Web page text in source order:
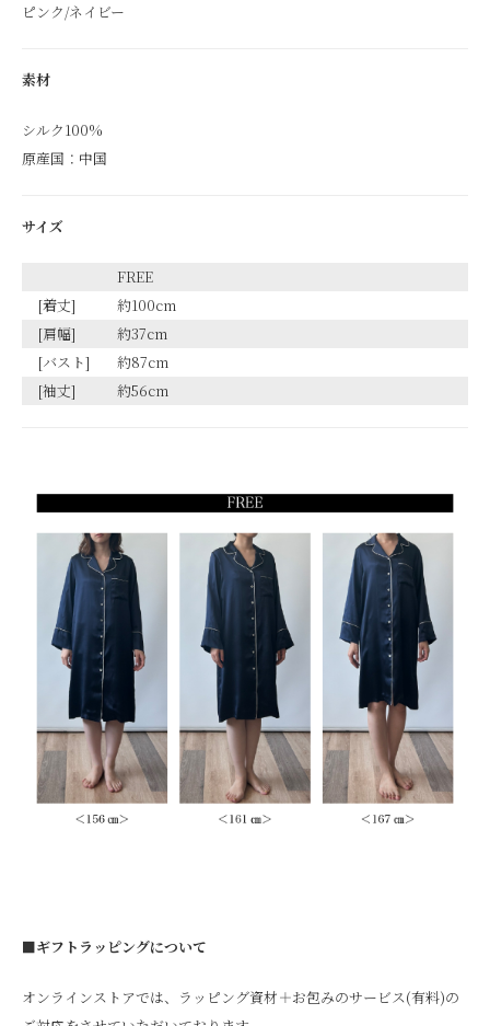
ピンク/ネイビー
素材
シルク100%
原産国：中国
サイズ
FREE
[着丈]
約100cm
[肩幅]
約37cm
[バスト]
約87cm
[袖丈]
約56cm
■ギフトラッピングについて
オンラインストアでは、ラッピング資材＋お包みのサービス(有料)の